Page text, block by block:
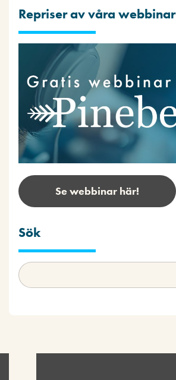
Repriser av våra webbinar
Se webbinar här!
Sök